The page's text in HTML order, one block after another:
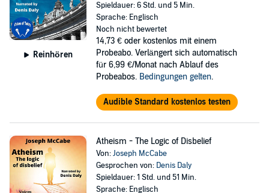
Reinhören
Spieldauer: 6 Std. und 5 Min.
Sprache: Englisch
Noch nicht bewertet
14,73 € oder kostenlos mit einem
Probeabo. Verlängert sich automatisch
für 6,99 €/Monat nach Ablauf des
Probeabos. Bedingungen gelten.
Audible Standard kostenlos testen
Atheism - The Logic of Disbelief
Von:Joseph McCabe
Gesprochen von: Denis Daly
Spieldauer: 1 Std. und 51 Min.
Sprache: Englisch